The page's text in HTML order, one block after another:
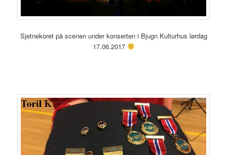
Sjetnekoret på scenen under konserten i Bjugn Kulturhus lørdag
17.06.2017